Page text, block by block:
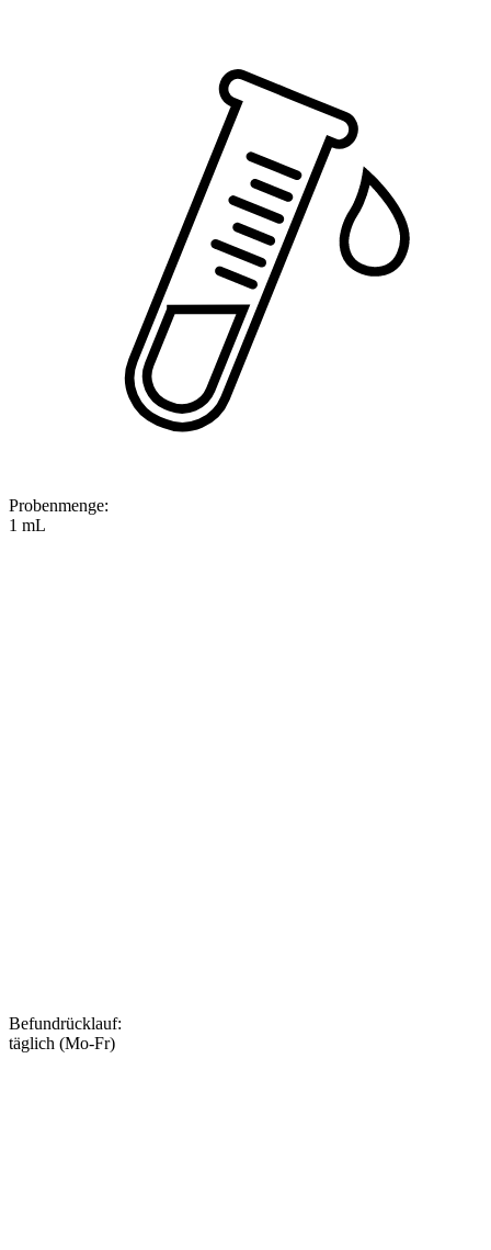
Probenmenge:
1 mL
Befundrücklauf:
täglich (Mo-Fr)